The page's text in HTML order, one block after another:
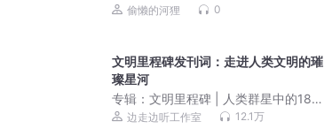
偷懒的河狸 0
文明里程碑发刊词：走进人类文明的璀
璨星河
专辑：文明里程碑 | 人类群星中的18个
闪耀瞬间
边走边听工作室 12.1万